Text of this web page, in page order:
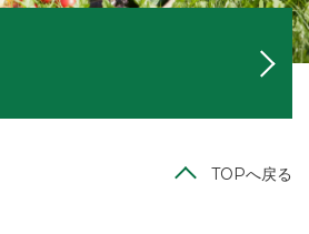
TOPへ戻る